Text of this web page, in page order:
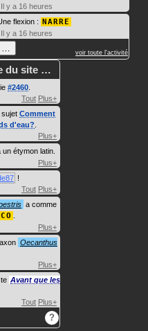
Il y a 16 heures
flexion : NARRE
Il y a 16 heures
… voir toute l'activité
du site …
#2460
Tout Plus+
sujet Comment
d'eau?
Plus+
un étymon latin.
Plus+
!
Tout Plus+
a comme
Plus+
Oecanthus
Plus+
Avant que les
Tout Plus+
?